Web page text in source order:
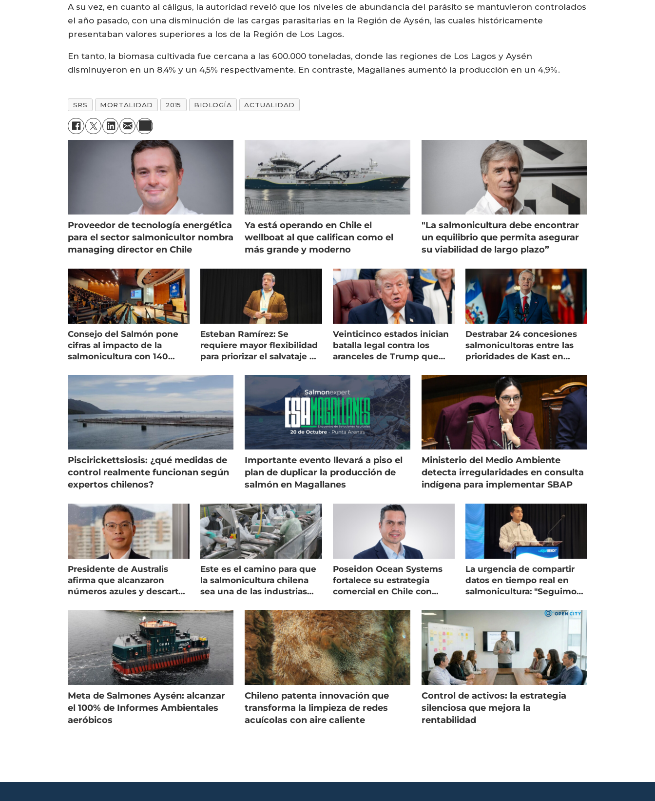
A su vez, en cuanto al cáligus, la autoridad reveló que los niveles de abundancia del parásito se mantuvieron controlados
el año pasado, con una disminución de las cargas parasitarias en la Región de Aysén, las cuales históricamente
presentaban valores superiores a los de la Región de Los Lagos.
En tanto, la biomasa cultivada fue cercana a las 600.000 toneladas, donde las regiones de Los Lagos y Aysén
disminuyeron en un 8,4% y un 4,5% respectivamente. En contraste, Magallanes aumentó la producción en un 4,9%.
SRS MORTALIDAD 2015 BIOLOGÍA ACTUALIDAD
Proveedor de tecnología energética
para el sector salmonicultor nombra
managing director en Chile
Ya está operando en Chile el
wellboat al que califican como el
más grande y moderno
"La salmonicultura debe encontrar
un equilibrio que permita asegurar
su viabilidad de largo plazo”
Consejo del Salmón pone
cifras al impacto de la
salmonicultura con 140
Esteban Ramírez: Se
requiere mayor flexibilidad
para priorizar el salvataje de
Veinticinco estados inician
batalla legal contra los
aranceles de Trump que
Destrabar 24 concesiones
salmonicultoras entre las
prioridades de Kast en
Piscirickettsiosis: ¿qué medidas de
control realmente funcionan según
expertos chilenos?
Importante evento llevará a piso el
plan de duplicar la producción de
salmón en Magallanes
Ministerio del Medio Ambiente
detecta irregularidades en consulta
indígena para implementar SBAP
Presidente de Australis
afirma que alcanzaron
números azules y descarta
Este es el camino para que
la salmonicultura chilena
sea una de las industrias
Poseidon Ocean Systems
fortalece su estrategia
comercial en Chile con
La urgencia de compartir
datos en tiempo real en
salmonicultura: "Seguimos
Meta de Salmones Aysén: alcanzar
el 100% de Informes Ambientales
aeróbicos
Chileno patenta innovación que
transforma la limpieza de redes
acuícolas con aire caliente
Control de activos: la estrategia
silenciosa que mejora la
rentabilidad